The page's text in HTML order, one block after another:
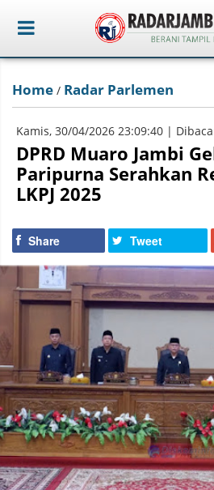
Home / Radar Parlemen
Kamis, 30/04/2026 23:09:40 |
DPRD Muaro Jambi
Paripurna Serahkan
LKPJ 2025
Share Tweet